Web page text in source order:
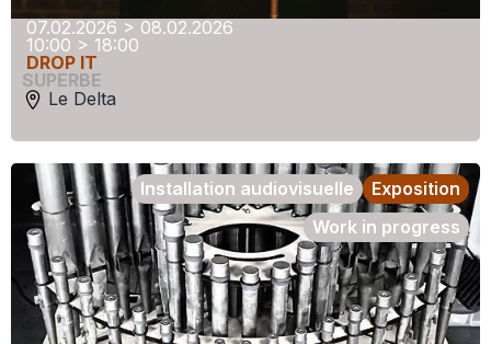
07.02.2026 > 08.02.2026
10:00 > 18:00
DROP IT
SUPERBE
Le Delta
Exposition
Installation audiovisuelle
Work in progress